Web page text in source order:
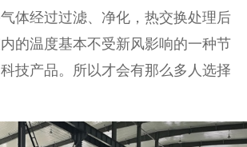
体经过过滤、净化，热交换处理后
的温度基本不受新风影响的一种节
技产品。所以才会有那么多人选择